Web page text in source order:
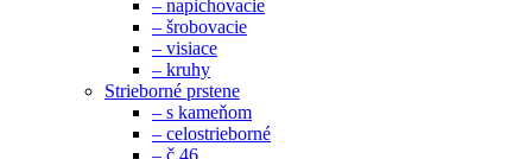
– napichovacie
– šrobovacie
– visiace
– kruhy
Strieborné prstene
– s kameňom
– celostrieborné
– č.46